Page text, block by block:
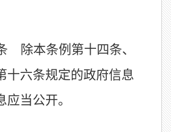
除本条例第十四条、
十六条规定的政府信息
当公开。